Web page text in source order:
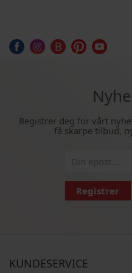
Registrer deg for vårt
få skarpe tilbud,
Registrer
KUNDESERVICE